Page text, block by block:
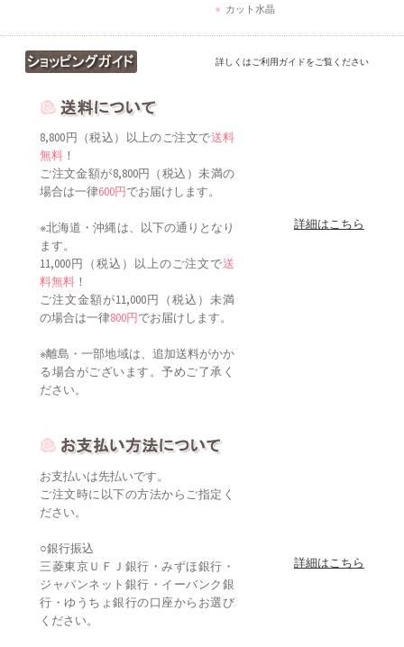
カット水晶
詳しくはご利用ガイドをご覧ください
8,800円（税込）以上のご注文で送料
無料 ！
ご注文金額が8,800円（税込）未満の
場合は一律600円でお届けします。
※北海道・沖縄は、以下の通りとなり
ます。
11,000円（税込）以上のご注文で送
料無料 ！
ご注文金額が11,000円（税込）未満
の場合は一律800円でお届けします。
※離島・一部地域は、追加送料がかか
る場合がございます。予めご了承く
ださい。
詳細はこちら
お支払いは先払いです。
ご注文時に以下の方法からご指定く
ださい。
○銀行振込
三菱東京ＵＦＪ銀行・みずほ銀行・
ジャパンネット銀行・イーバンク銀
行・ゆうちょ銀行の口座からお選び
ください。
詳細はこちら